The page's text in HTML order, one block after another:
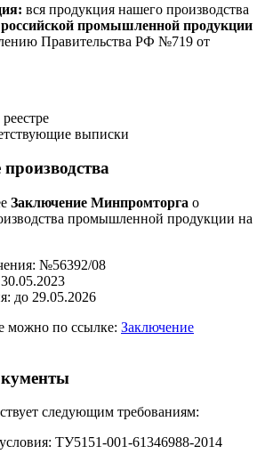
вся продукция нашего производства
российской промышленной продукции
Правительства РФ №719 от
выписки
Заключение Минпромторга о
промышленной продукции на
№56392/08
до 29.05.2026
можно по ссылке: Заключение
следующим требованиям:
ТУ5151-001-61346988-2014